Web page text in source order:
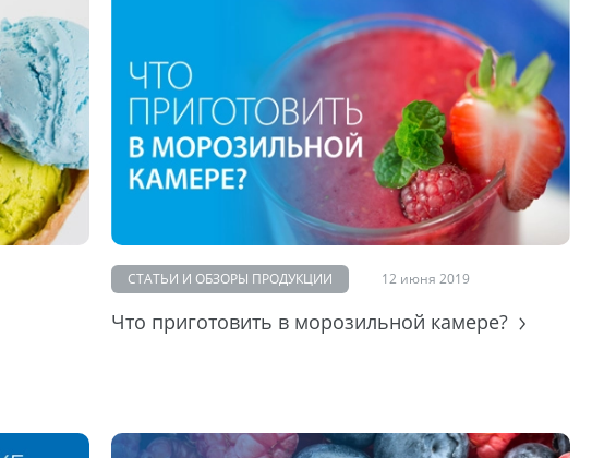
СТАТЬИ И ОБЗОРЫ ПРОДУКЦИИ 12 июня 2019
Что приготовить в морозильной камере?